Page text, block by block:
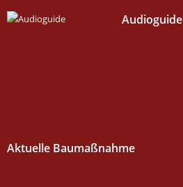
Audioguide
Aktuelle Baumaßnahme